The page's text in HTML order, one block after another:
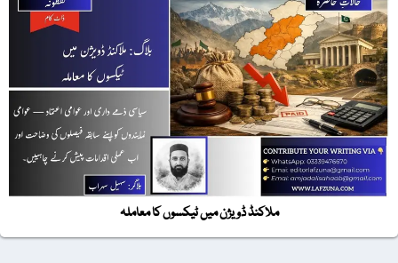
ملاکنڈ ڈویژن میں ٹیکسوں کا معاملہ